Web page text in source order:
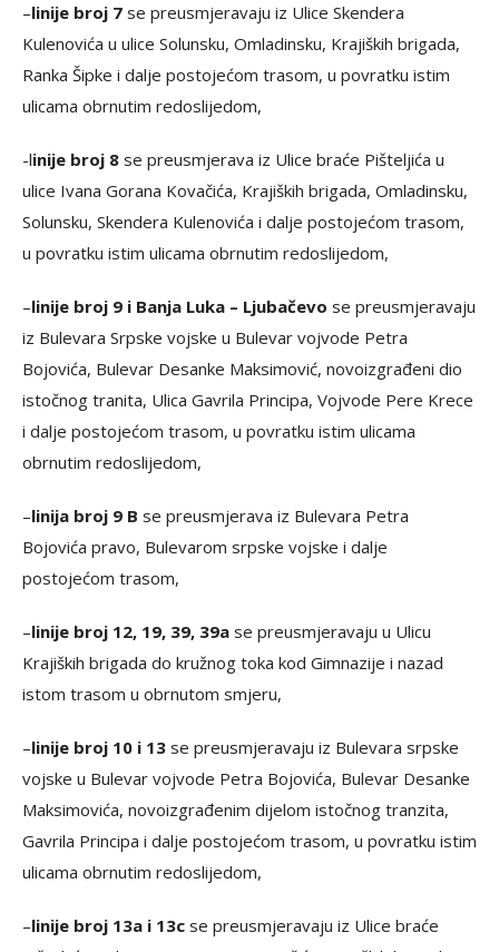
–linije broj 7 se preusmjeravaju iz Ulice Skendera
Kulenovića u ulice Solunsku, Omladinsku, Krajiških brigada,
Ranka Šipke i dalje postojećom trasom, u povratku istim
ulicama obrnutim redoslijedom,
-linije broj 8 se preusmjerava iz Ulice braće Pišteljića u
ulice Ivana Gorana Kovačića, Krajiških brigada, Omladinsku,
Solunsku, Skendera Kulenovića i dalje postojećom trasom,
u povratku istim ulicama obrnutim redoslijedom,
–linije broj 9 i Banja Luka – Ljubačevo se preusmjeravaju
iz Bulevara Srpske vojske u Bulevar vojvode Petra
Bojovića, Bulevar Desanke Maksimović, novoizgrađeni dio
istočnog tranita, Ulica Gavrila Principa, Vojvode Pere Krece
i dalje postojećom trasom, u povratku istim ulicama
obrnutim redoslijedom,
–linija broj 9 B se preusmjerava iz Bulevara Petra
Bojovića pravo, Bulevarom srpske vojske i dalje
postojećom trasom,
–linije broj 12, 19, 39, 39a se preusmjeravaju u Ulicu
Krajiških brigada do kružnog toka kod Gimnazije i nazad
istom trasom u obrnutom smjeru,
–linije broj 10 i 13 se preusmjeravaju iz Bulevara srpske
vojske u Bulevar vojvode Petra Bojovića, Bulevar Desanke
Maksimovića, novoizgrađenim dijelom istočnog tranzita,
Gavrila Principa i dalje postojećom trasom, u povratku istim
ulicama obrnutim redoslijedom,
–linije broj 13a i 13c se preusmjeravaju iz Ulice braće